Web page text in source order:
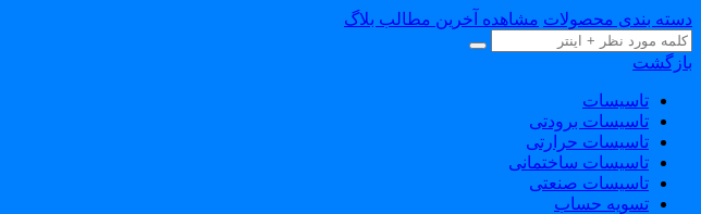
دسته بندی محصولات مشاهده آخرین مطالب بلاگ
بازگشت
تاسیسات
تاسیسات برودتی
تاسیسات حرارتی
تاسیسات ساختمانی
تاسیسات صنعتی
تسویه حساب